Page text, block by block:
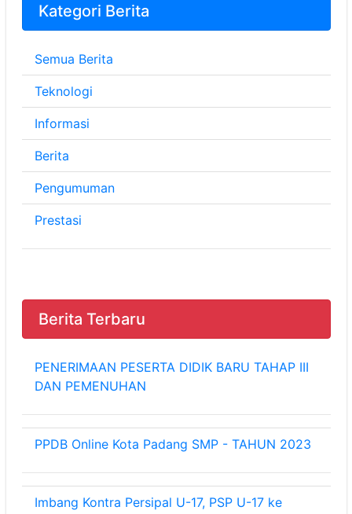
Kategori Berita
Semua Berita
Teknologi
Informasi
Berita
Pengumuman
Prestasi
Berita Terbaru
PENERIMAAN PESERTA DIDIK BARU TAHAP III
DAN PEMENUHAN
PPDB Online Kota Padang SMP - TAHUN 2023
Imbang Kontra Persipal U-17, PSP U-17 ke